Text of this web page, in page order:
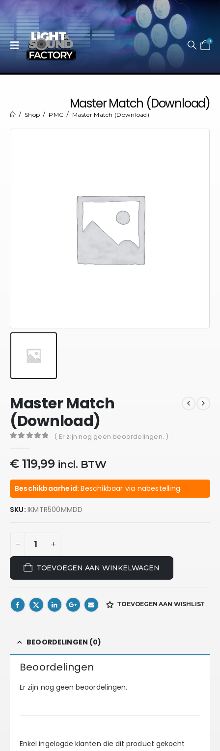
0
Master Match (Download)
Shop PMC Master Match (Download)
Master Match
(Download)
( Er zijn nog geen beoordelingen. )
€119,99 incl. BTW
Beschikbaarheid:Beschikbaar via nabestelling
SKU: IKMTR500MMDD
TOEVOEGEN AAN WINKELWAGEN
TOEVOEGEN AAN WISHLIST
BEOORDELINGEN (0)
Beoordelingen
Er zijn nog geen beoordelingen.
Enkel ingelogde klanten die dit product gekocht